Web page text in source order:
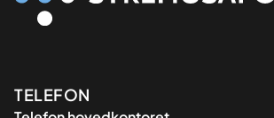
Kontaktinformasjon
TELEFON